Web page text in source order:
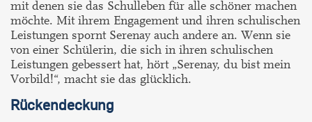
mit denen sie das Schulleben für alle schöner machen
möchte. Mit ihrem Engagement und ihren schulischen
Leistungen spornt Serenay auch andere an. Wenn sie
von einer Schülerin, die sich in ihren schulischen
Leistungen gebessert hat, hört „Serenay, du bist mein
Vorbild!“, macht sie das glücklich.
Rückendeckung